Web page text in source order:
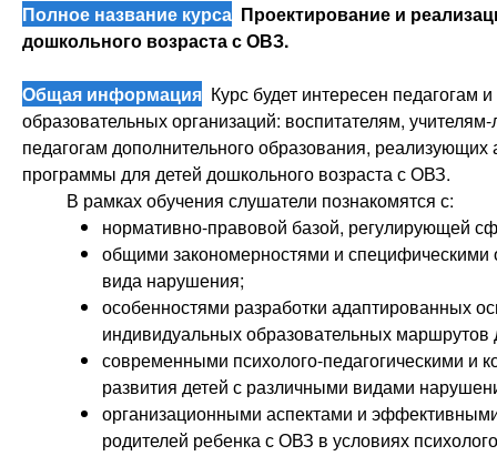
Полное название курса Проектирование и
дошкольного возраста с ОВЗ.
Общая информация Курс будет интересен педагогам
образовательных организаций: воспитателям,
педагогам дополнительного образования,
программы для детей дошкольного возраста с ОВЗ.
В рамках обучения слушатели познакомятся с:
нормативно-правовой базой, регулирующей
общими закономерностями и специфическими
вида нарушения;
особенностями разработки адаптированных
индивидуальных образовательных маршрутов
современными психолого-педагогическими и
развития детей с различными видами
организационными аспектами и
родителей ребенка с ОВЗ в условиях